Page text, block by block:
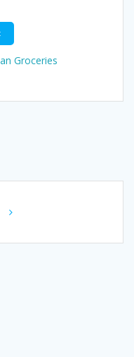
Groceries